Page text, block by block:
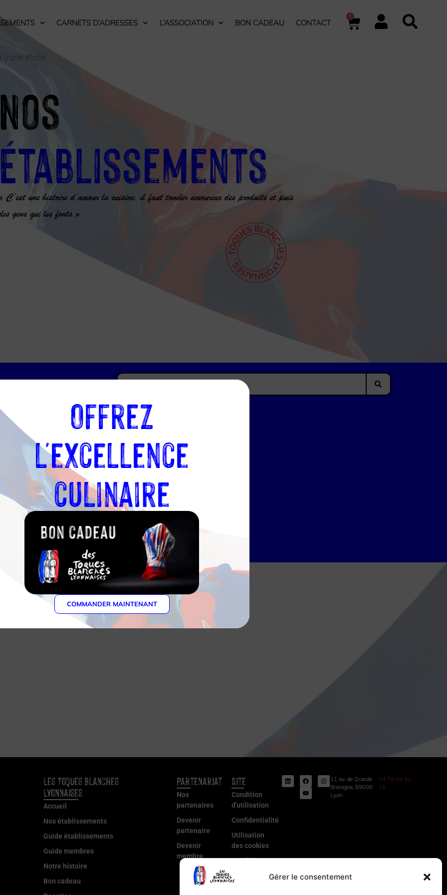
Gérer le consentement
CARNETS D’ADRESSES L’ASSOCIATION BON CADEAU CONTACT
0
triple étoilé
Nos
Établissements
C’est une histoire d’amour la cuisine, il faut tomber amoureux des produits et puis
gens qui les fonts »
Les Toques Blanches
Lyonnaises
Accueil
Nos établissements
Guide établissements
Guide membres
Notre histoire
Bon cadeau
Partenariat
Nos
partenaires
Devenir
partenaire
Devenir
membre
Site
Condition
d'utilisation
Confidentialité
Utilisation
des cookies
Conditions
de Vente
11 av. de Grande
Bretagne, 69006
Lyon
04 78 94 51
18
Offrez
l'excellence
culinaire
COMMANDER MAINTENANT